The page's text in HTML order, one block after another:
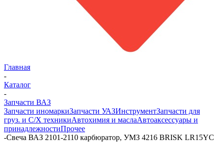
Главная
-
Каталог
-
Запчасти ВАЗ
Запчасти иномаркиЗапчасти УАЗИнструментЗапчасти для
груз. и С/Х техникиАвтохимия и маслаАвтоаксессуары и
принадлежностиПрочее
-Свеча ВАЗ 2101-2110 карбюратор, УМЗ 4216 BRISK LR15YC